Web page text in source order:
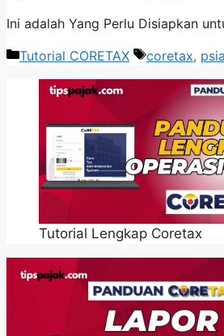
Ini adalah Yang Perlu Disiapkan
Kategori
Tutorial CORETAX Tag
coretax,
Tutorial Lengkap Coretax